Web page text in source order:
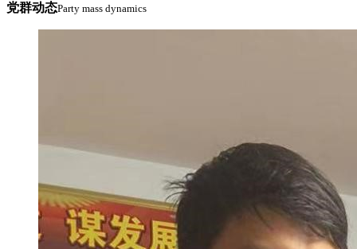
党群动态Party mass dynamics